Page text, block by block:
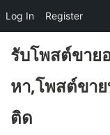
content
รับโพสต์ขาย
หา,โพสต์ขา
ติด
Log In Register